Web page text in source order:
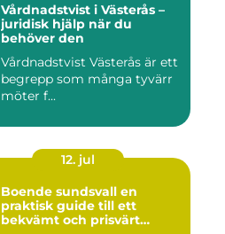
Vårdnadstvist i Västerås –
juridisk hjälp när du
behöver den
Vårdnadstvist Västerås är ett
begrepp som många tyvärr
möter f...
12. jul
Boende sundsvall en
praktisk guide till ett
bekvämt och prisvärt